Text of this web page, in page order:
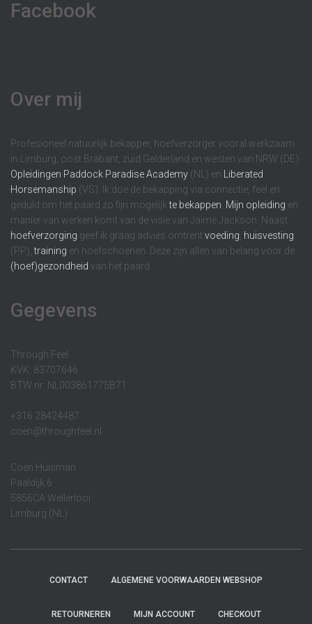
Facebook
Over mij
Profesioneel natuurlijk bekapper, hoefverzorger vooral werkzaam
in Limburg, oost Brabant, zuid Gelderland en westen van NRW (DE).
Opleidingen Paddock Paradise Academy (NL) en
Liberated
Horsemanship (VS). Ik doe de bekapping via connectie, feel en
geduld om het paard zo fijn mogelijkte bekappen Mijn opleiding en
manier van werken komt van de visie van Jaime Jackson. Naast
hoefverzorging geef ik graag advies omtrent voeding huisvesting
(PP),training en hoefschoenen. Deze zijn allen van belang voor de
(hoef)gezondheid van het paard.
Gegevens
Through Feel
KVK: 83707646
BTW nr: NL003861775B71
+316 28424487
coen@throughfeel.nl
Coen Huisman
Paaldijk 6
5856CA Wellerlooi
Limburg (NL)
CONTACT ALGEMENE VOORWAARDEN WEBSHOP
RETOURNEREN MIJN ACCOUNT CHECKOUT